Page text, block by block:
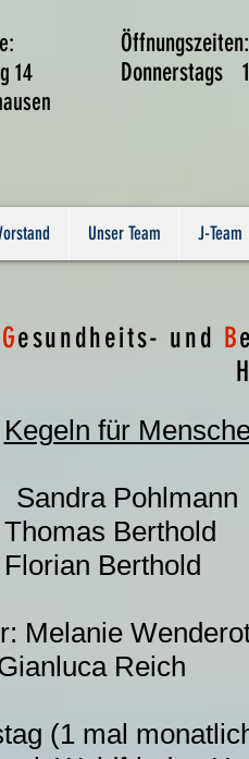
14
Donnerstags
Unser Team J-Team
Gesundheits- und B
Kegeln für
Pohlmann
Berthold
Melanie
Reich
(1 mal